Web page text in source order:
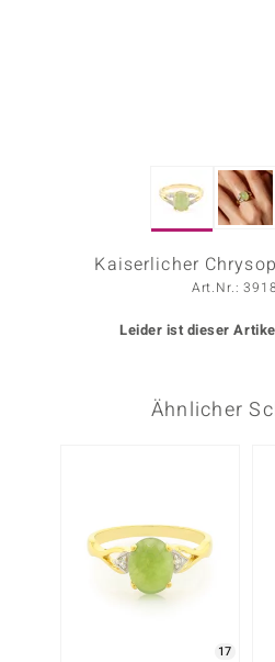
Kaiserlicher
Art.Nr.:
Leider ist dieser
Ähnlicher
17